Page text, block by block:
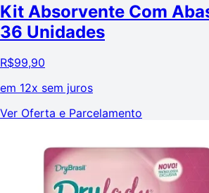
Kit Absorvente Com
36 Unidades
R$99,90
em 12x sem juros
Ver Oferta e Parcelamento